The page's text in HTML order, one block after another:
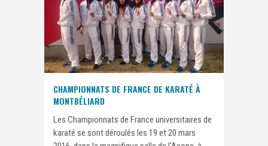
CHAMPIONNATS DE FRANCE DE KARATÉ À
MONTBÉLIARD
Les Championnats de France universitaires de
karaté se sont déroulés les 19 et 20 mars